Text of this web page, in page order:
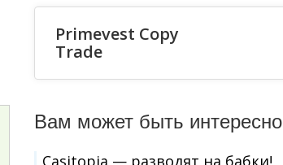
Primevest Copy
Trade
Вам может быть интересно
Casitopia — разводят на бабки!